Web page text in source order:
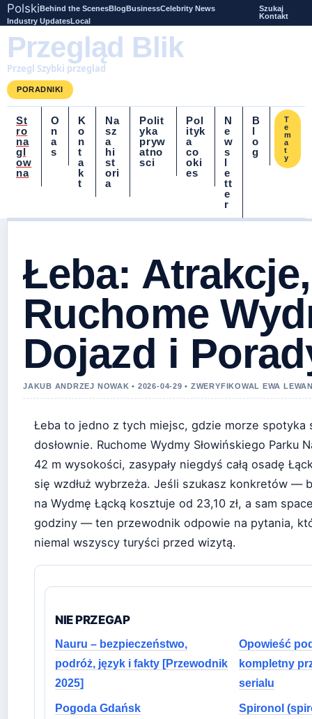
PolskiBehind the ScenesBlogBusinessCelebrity News
Industry UpdatesLocal
Szukaj
Kontakt
Przegląd Blik
Przegl Szybki przeglad
PORADNIKI
St
ro
na
gl
ow
na
O
n
a
s
K
o
n
t
a
k
t
Na
sz
a
hi
st
ori
a
Polit
yka
pryw
atno
sci
Pol
ityk
a
co
oki
es
N
e
w
s
l
e
tt
e
r
B
l
o
g
T
e
m
a
t
y
Łeba: Atrakcje,
Ruchome
Dojazd i
JAKUB ANDRZEJ NOWAK • 2026-04-29 • ZWERYFIKOWAL EWA
Łeba to jedno z tych miejsc, gdzie morze
dosłownie. Ruchome Wydmy Słowińskiego Parku
42 m wysokości, zasypały niegdyś całą osadę
się wzdłuż wybrzeża. Jeśli szukasz konkretów —
na Wydmę Łącką kosztuje od 23,10 zł, a sam
godziny — ten przewodnik odpowie na pytania,
niemal wszyscy turyści przed wizytą.
NIE PRZEGAP
Nauru – bezpieczeństwo,
podróż, język i fakty [Przewodnik
2025]
Opowieść
kompletny
serialu
Pogoda Gdańsk
Spironol